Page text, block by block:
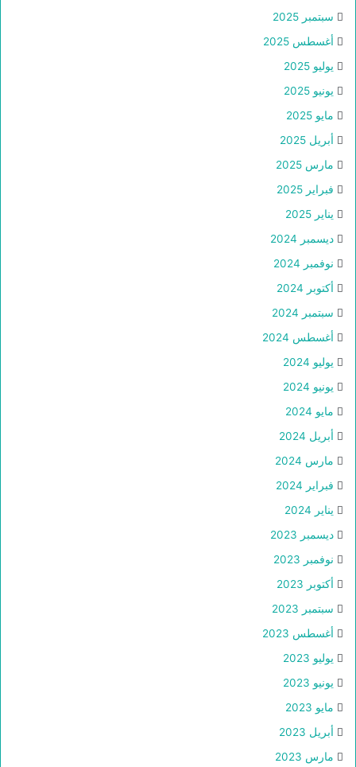
سبتمبر 2025
أغسطس 2025
يوليو 2025
يونيو 2025
مايو 2025
أبريل 2025
مارس 2025
فبراير 2025
يناير 2025
ديسمبر 2024
نوفمبر 2024
أكتوبر 2024
سبتمبر 2024
أغسطس 2024
يوليو 2024
يونيو 2024
مايو 2024
أبريل 2024
مارس 2024
فبراير 2024
يناير 2024
ديسمبر 2023
نوفمبر 2023
أكتوبر 2023
سبتمبر 2023
أغسطس 2023
يوليو 2023
يونيو 2023
مايو 2023
أبريل 2023
مارس 2023